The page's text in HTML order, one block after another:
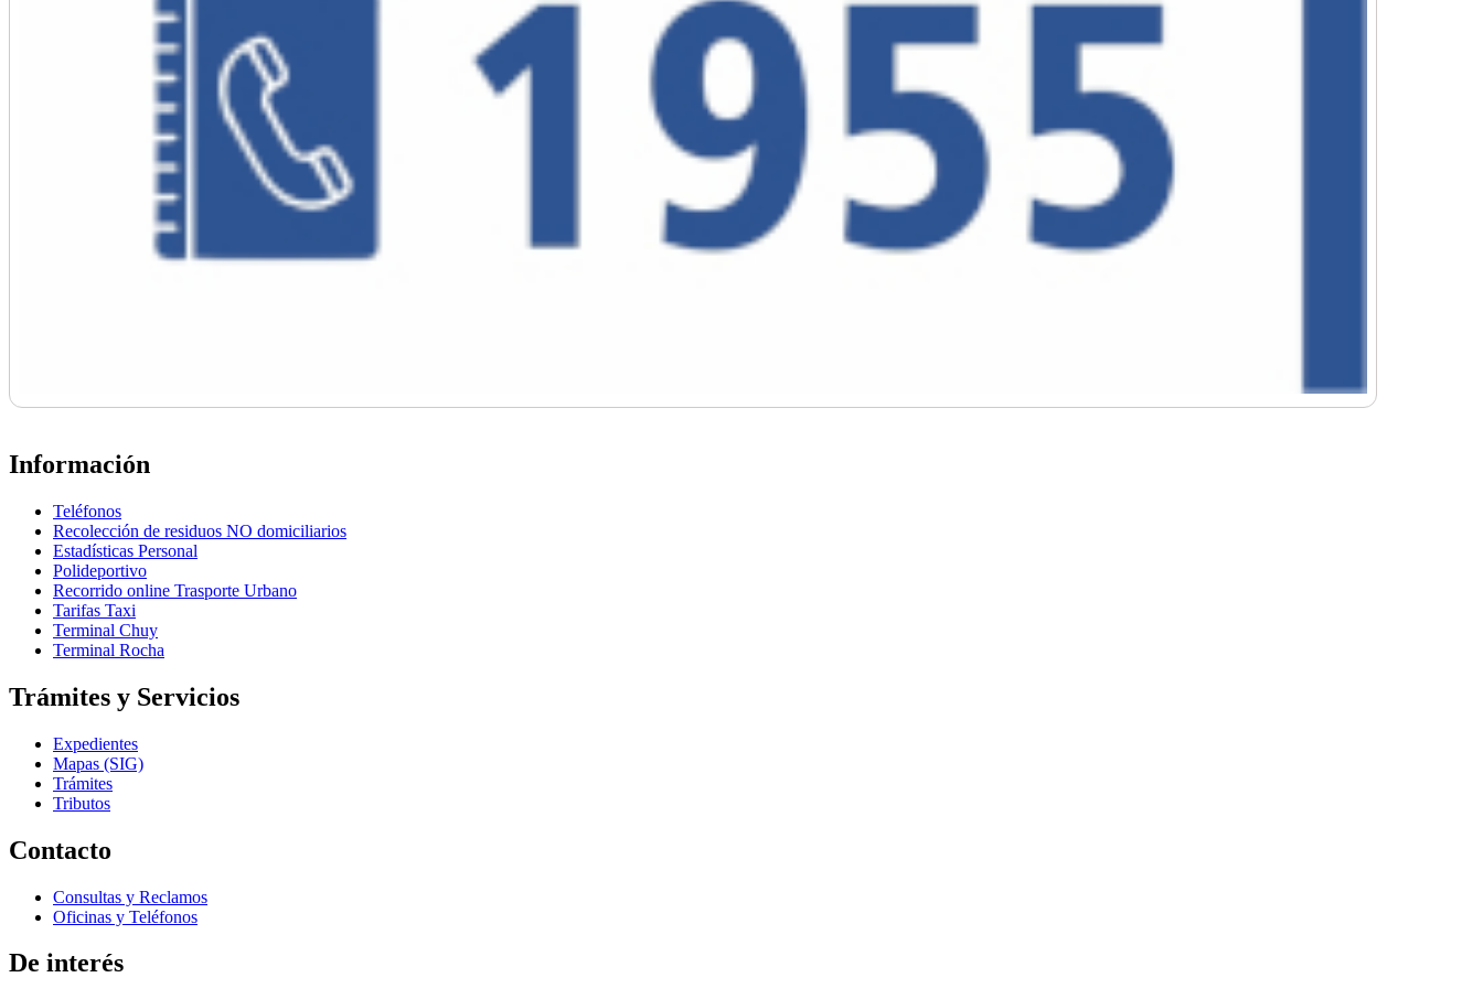
Información
Teléfonos
Recolección de residuos NO domiciliarios
Estadísticas Personal
Polideportivo
Recorrido online Trasporte Urbano
Tarifas Taxi
Terminal Chuy
Terminal Rocha
Trámites y Servicios
Expedientes
Mapas (SIG)
Trámites
Tributos
Contacto
Consultas y Reclamos
Oficinas y Teléfonos
De interés